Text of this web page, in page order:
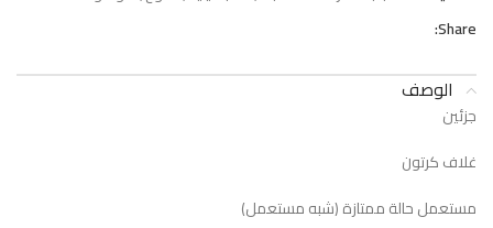
Share:
الوصف
جزئين
غلاف كرتون
مستعمل حالة ممتازة (شبه مستعمل)